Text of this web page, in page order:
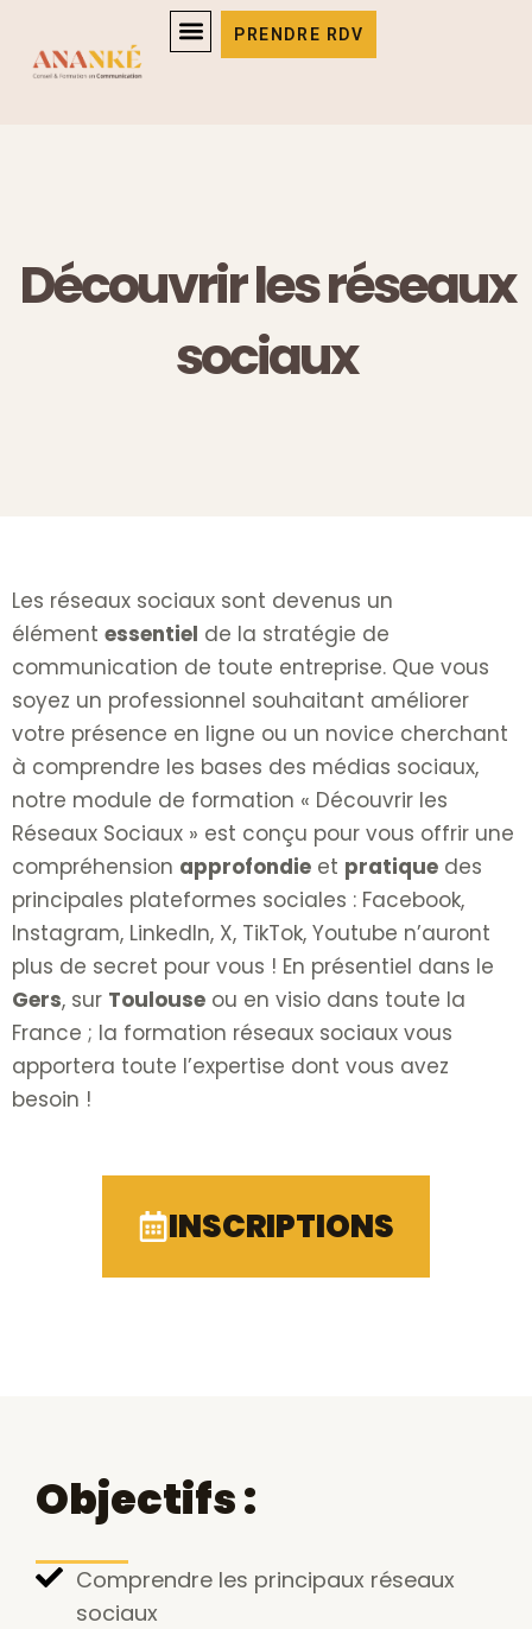
contenu
PRENDRE RDV
Découvrir les réseaux
sociaux
Les réseaux sociaux sont devenus un
élément essentiel de la stratégie de
communication de toute entreprise. Que vous
soyez un professionnel souhaitant améliorer
votre présence en ligne ou un novice cherchant
à comprendre les bases des médias sociaux,
notre module de formation « Découvrir les
Réseaux Sociaux » est conçu pour vous offrir une
compréhension approfondie et pratique des
principales plateformes sociales : Facebook,
Instagram, LinkedIn, X, TikTok, Youtube n’auront
plus de secret pour vous ! En présentiel dans le
Gers, sur Toulouse ou en visio dans toute la
France ; la formation réseaux sociaux vous
apportera toute l’expertise dont vous avez
besoin !
INSCRIPTIONS
Objectifs :
Comprendre les principaux réseaux
sociaux